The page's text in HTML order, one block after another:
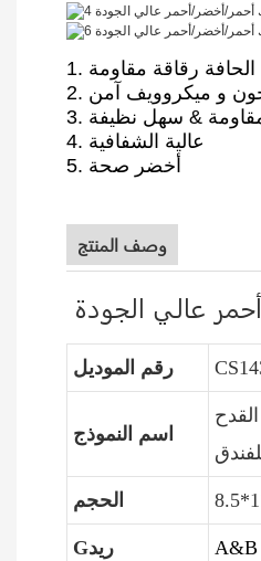
الحافة رقاقة مقاومة
و ميكروويف آمن
مقاومة & سهل نظيفة
4. عالية الشفافية
5. أخضر صحة
وصف المنتج
عالي الجودة
رقم الموديل
اسم النموذج
الحجم
Gريد A&B